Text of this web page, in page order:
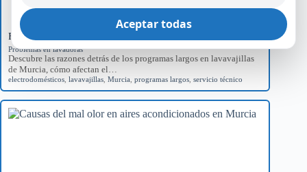
Factores de Programas Largos en Lavavajillas en Murcia
Problemas en lavadoras
Descubre las razones detrás de los programas largos en lavavajillas
de Murcia, cómo afectan el…
electrodomésticos lavavajillas Murcia programas largos servicio técnico
Aceptar todas